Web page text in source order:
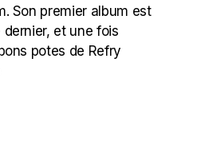
Son premier album est
et une fois
potes de Refry